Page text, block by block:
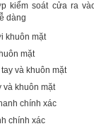
kiểm soát cửa ra
dàng
mặt
và khuôn mặt
chính xác